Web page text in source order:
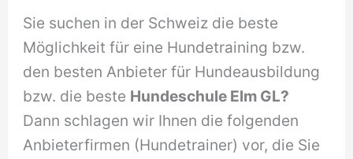
Sie suchen in der Schweiz die beste
Möglichkeit für eine Hundetraining bzw.
den besten Anbieter für Hundeausbildung
bzw. die beste Hundeschule Elm GL?
Dann schlagen wir Ihnen die folgenden
Anbieterfirmen (Hundetrainer) vor, die Sie